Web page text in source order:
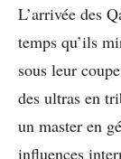
L’arrivée des
temps qu’ils
sous leur
des ultras en
un master en
influences